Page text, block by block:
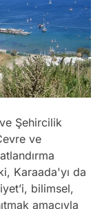
Şehircilik
ve
Karaada'yı da
bilimsel,
amacıyla